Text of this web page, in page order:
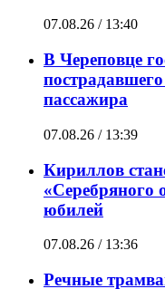
07.08.26 / 13:40
В Череповце
пассажира
07.08.26 / 13:39
Кириллов
«Серебряного
юбилей
07.08.26 / 13:36
Речные